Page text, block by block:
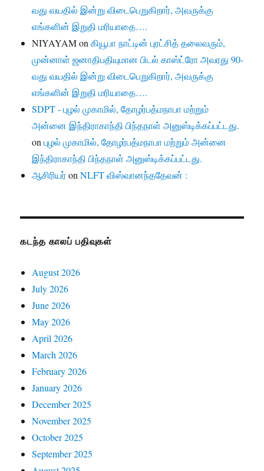
வது வயதில் இன்று விடைபெறுகிறார், அவருக்கு
எங்களின் இறுதி மரியாதை….
NIYAYAMonகியூபா நாட்டின் புரட்சித் தலைவரும்,
முன்னாள் ஜனாதிபதியுமான பிடல் காஸ்ட்ரோ அவரது 90-
வது வயதில் இன்று விடைபெறுகிறார், அவருக்கு
எங்களின் இறுதி மரியாதை….
SDPT - புழல் முகாமில், தோழர்பத்மநாபா மற்றும்
அன்னை இந்திராகாந்தி பிந்தநாள் அனுஸ்டிக்கப்பட்டது.
onபுழல் முகாமில், தோழர்பத்மநாபா மற்றும் அன்னை
இந்திராகாந்தி பிந்தநாள் அனுஸ்டிக்கப்பட்டது.
ஆசிரியர்onNLFT விஸ்வானந்ததேவன் :
கடந்த காலப் பதிவுகள்
August 2026
July 2026
June 2026
May 2026
April 2026
March 2026
February 2026
January 2026
December 2025
November 2025
October 2025
September 2025